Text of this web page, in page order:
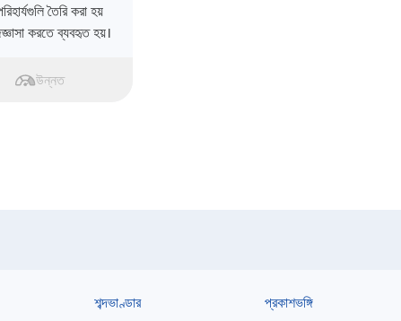
তৈরি করা হয়
করতে ব্যবহৃত হয়।
উন্নত
শব্দভাণ্ডার প্রকাশভঙ্গি